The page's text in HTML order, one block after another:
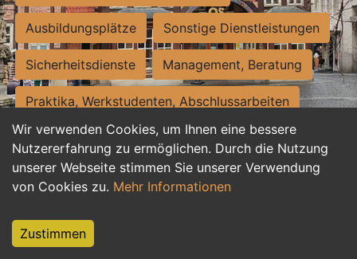
Wir verwenden Cookies, um Ihnen eine bessere
Nutzererfahrung zu ermöglichen. Durch die Nutzung
unserer Webseite stimmen Sie unserer Verwendung
von Cookies zu. Mehr Informationen
Zustimmen
Ausbildungsplätze Sonstige Dienstleistungen
Sicherheitsdienste Management, Beratung
Praktika, Werkstudenten, Abschlussarbeiten
Personalwesen Assistenz, Sekretariat
Hilfskräfte, Aushilfs- und Nebenjobs
Weiterbildung, Studium, duale Ausbildung